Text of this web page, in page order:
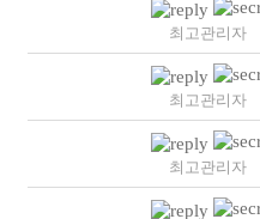
최고관리자
최고관리자
최고관리자